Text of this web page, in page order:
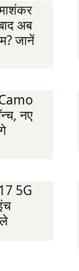
अब
जानें
नए
5G